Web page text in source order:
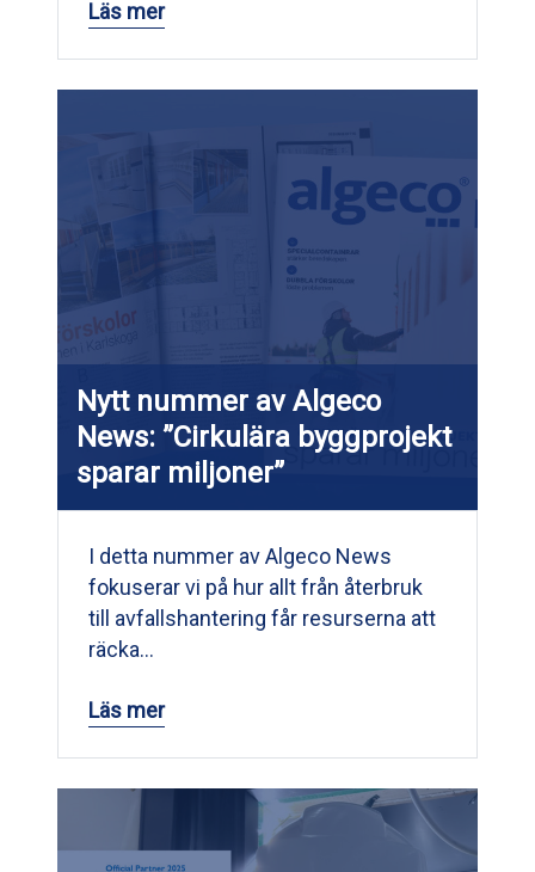
Läs mer
Nytt nummer av Algeco
News: ”Cirkulära byggprojekt
sparar miljoner”
I detta nummer av Algeco News
fokuserar vi på hur allt från återbruk
till avfallshantering får resurserna att
räcka…
Läs mer